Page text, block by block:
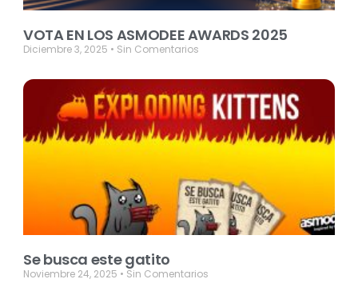
VOTA EN LOS ASMODEE AWARDS 2025
Diciembre 3, 2025 Sin Comentarios
Se busca este gatito
Noviembre 24, 2025 Sin Comentarios